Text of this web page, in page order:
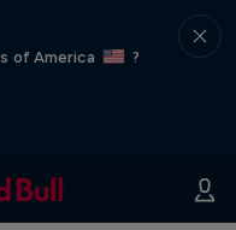
of America
?